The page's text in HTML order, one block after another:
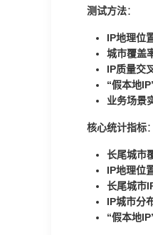
测试方法：
IP地理位
城市覆盖
IP质量交
“假本地
业务场景
核心统计指标：
长尾城市
IP地理位
长尾城市
IP城市分
“假本地